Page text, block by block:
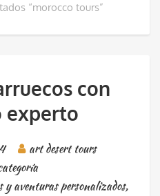
“morocco tours”
con
experto
art desert tours
y aventuras personalizados,